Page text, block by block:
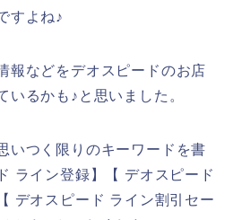
すよね♪
報などをデオスピードのお店
いるかも♪と思いました。
いつく限りのキーワードを書
ライン登録】【 デオスピード
デオスピード ライン割引セー